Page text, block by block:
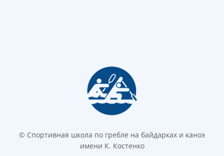
© Спортивная школа по гребле на байдарках и каноэ
имени К. Костенко